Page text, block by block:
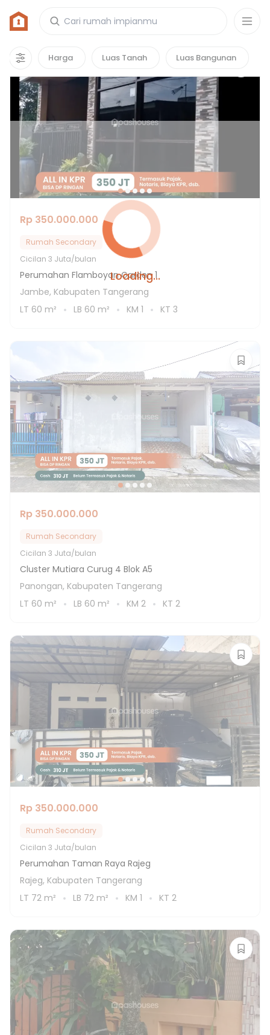
Harga Luas Tanah Luas Bangunan
Loading...
Rumah di Tangerang
1361properti
Rp 350.000.000
Rumah Secondary
Cicilan 3 Juta/bulan
Perumahan Flamboyan Garden 1
Jambe, Kabupaten Tangerang
LT 60 m² LB 60 m² KM 1 KT 3
Rp 350.000.000
Rumah Secondary
Cicilan 3 Juta/bulan
Cluster Mutiara Curug 4 Blok A5
Panongan, Kabupaten Tangerang
LT 60 m² LB 60 m² KM 2 KT 2
Rp 350.000.000
Rumah Secondary
Cicilan 3 Juta/bulan
Perumahan Taman Raya Rajeg
Rajeg, Kabupaten Tangerang
LT 72 m² LB 72 m² KM 1 KT 2